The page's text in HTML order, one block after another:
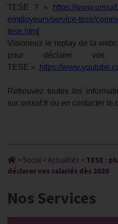
TESE ? »
https://
employeurs/service-tese/
tese.html
Visionnez le replay de la
pour déclarer
TESE ». https://
Retrouvez toutes les
sur urssaf.fr ou en contacter le
> Social > Actualités > TESE :
déclarer vos salariés dès 2026
Nos Services